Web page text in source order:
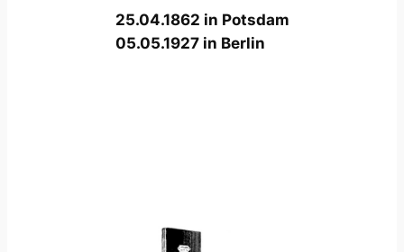
25.04.1862 in Potsdam
05.05.1927 in Berlin